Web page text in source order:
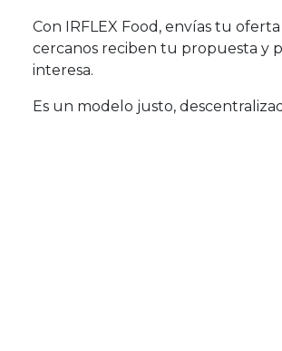
Con IRFLEX Food, envías tu
cercanos reciben tu propuesta y
interesa.
Es un modelo justo,